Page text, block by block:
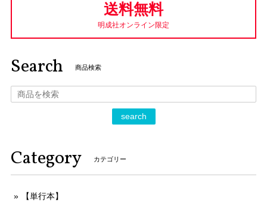
送料無料
明成社オンライン限定
Search 商品検索
search
Category カテゴリー
【単行本】